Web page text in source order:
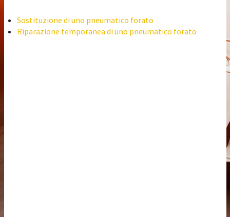
Sostituzione di uno pneumatico forato
Riparazione temporanea di uno pneumatico forato